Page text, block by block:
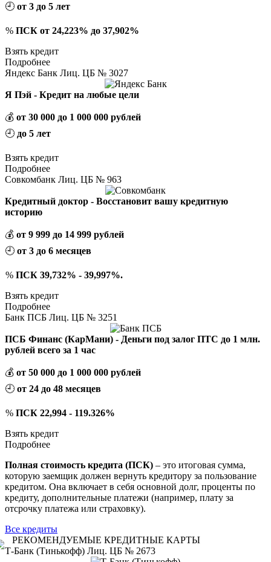
🕘 от 3 до 5 лет
% ПСК от 24,223% до 37,902%
Взять кредит
Подробнее
Яндекс Банк Лиц. ЦБ № 3027
Я Пэй - Кредит на любые цели
💰 от 30 000 до 1 000 000 рублей
🕘 до 5 лет
Взять кредит
Подробнее
Совкомбанк Лиц. ЦБ № 963
Кредитный доктор - Восстановит вашу кредитную
историю
💰 от 9 999 до 14 999 рублей
🕘 от 3 до 6 месяцев
% ПСК 39,732% - 39,997%.
Взять кредит
Подробнее
Банк ПСБ Лиц. ЦБ № 3251
ПСБ Финанс (КарМани) - Деньги под залог ПТС до 1 млн.
рублей всего за 1 час
💰 от 50 000 до 1 000 000 рублей
🕘 от 24 до 48 месяцев
% ПСК 22,994 - 119.326%
Взять кредит
Подробнее
Полная стоимость кредита (ПСК) – это итоговая сумма,
которую заемщик должен вернуть кредитору за пользование
кредитом. Она включает в себя основной долг, проценты по
кредиту, дополнительные платежи (например, плату за
отсрочку платежа или страховку).
Все кредиты
РЕКОМЕНДУЕМЫЕ КРЕДИТНЫЕ КАРТЫ
Т-Банк (Тинькофф) Лиц. ЦБ № 2673